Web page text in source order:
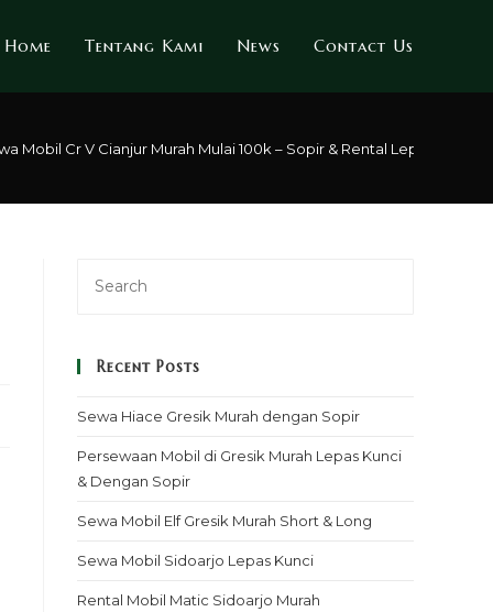
Home Tentang Kami News Contact Us
Mobil Cr V Cianjur Murah Mulai 100k – Sopir & Rental Lepas Kunci
Recent Posts
Sewa Hiace Gresik Murah dengan Sopir
Persewaan Mobil di Gresik Murah Lepas Kunci
& Dengan Sopir
Sewa Mobil Elf Gresik Murah Short & Long
Sewa Mobil Sidoarjo Lepas Kunci
Rental Mobil Matic Sidoarjo Murah